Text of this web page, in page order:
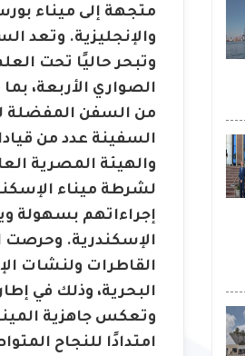
متجهة إلى ميناء
وتبحر حاليًا تحت
الصواري الأربعة،
من السفن المفضلة
السفينة عدد من
والهيئة المصرية
لشرطة ميناء
إجراءاتهم بسهولة
الإسكندرية. وحرصت
القاطرات ولنشات
البحرية، وذلك في
امتدادًا للنجاح